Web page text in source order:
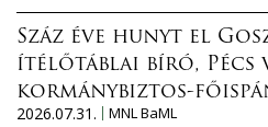
Száz éve hunyt el
ítélőtáblai bíró, Pécs
kormánybiztos-
2026.07.31.
MNL BaML